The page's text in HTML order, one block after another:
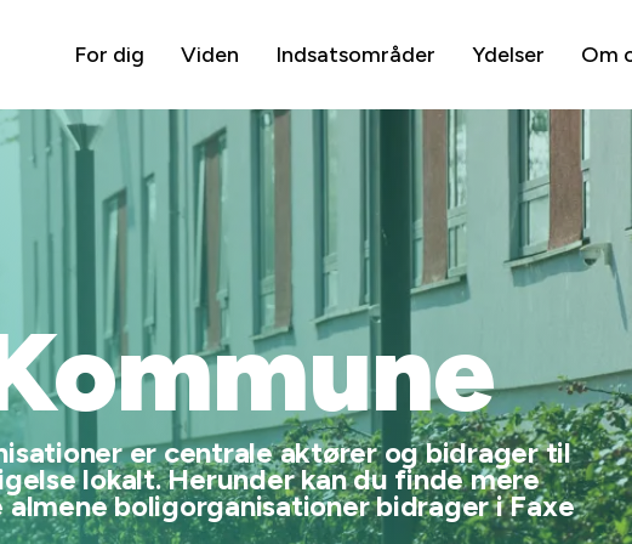
For dig Viden Indsatsområder Ydelser Om
er centrale aktører og bidrager til
lokalt. Herunder kan du finde mere
boligorganisationer bidrager i Faxe